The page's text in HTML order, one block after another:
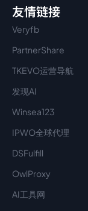
友情链接
Veryfb
PartnerShare
TKEVO运营导航
发现AI
Winsea123
IPWO全球代理
DSFulfill
OwlProxy
AI工具网